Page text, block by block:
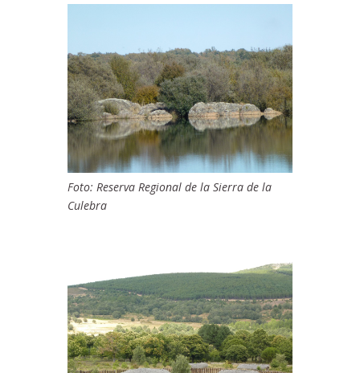
Foto: Reserva Regional de la Sierra de la
Culebra